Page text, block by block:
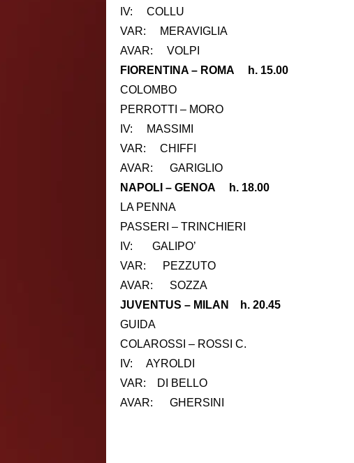
IV: COLLU
VAR: MERAVIGLIA
AVAR: VOLPI
FIORENTINA – ROMA h. 15.00
COLOMBO
PERROTTI – MORO
IV: MASSIMI
VAR: CHIFFI
AVAR: GARIGLIO
NAPOLI – GENOA h. 18.00
LA PENNA
PASSERI – TRINCHIERI
IV: GALIPO’
VAR: PEZZUTO
AVAR: SOZZA
JUVENTUS – MILAN h. 20.45
GUIDA
COLAROSSI – ROSSI C.
IV: AYROLDI
VAR: DI BELLO
AVAR: GHERSINI